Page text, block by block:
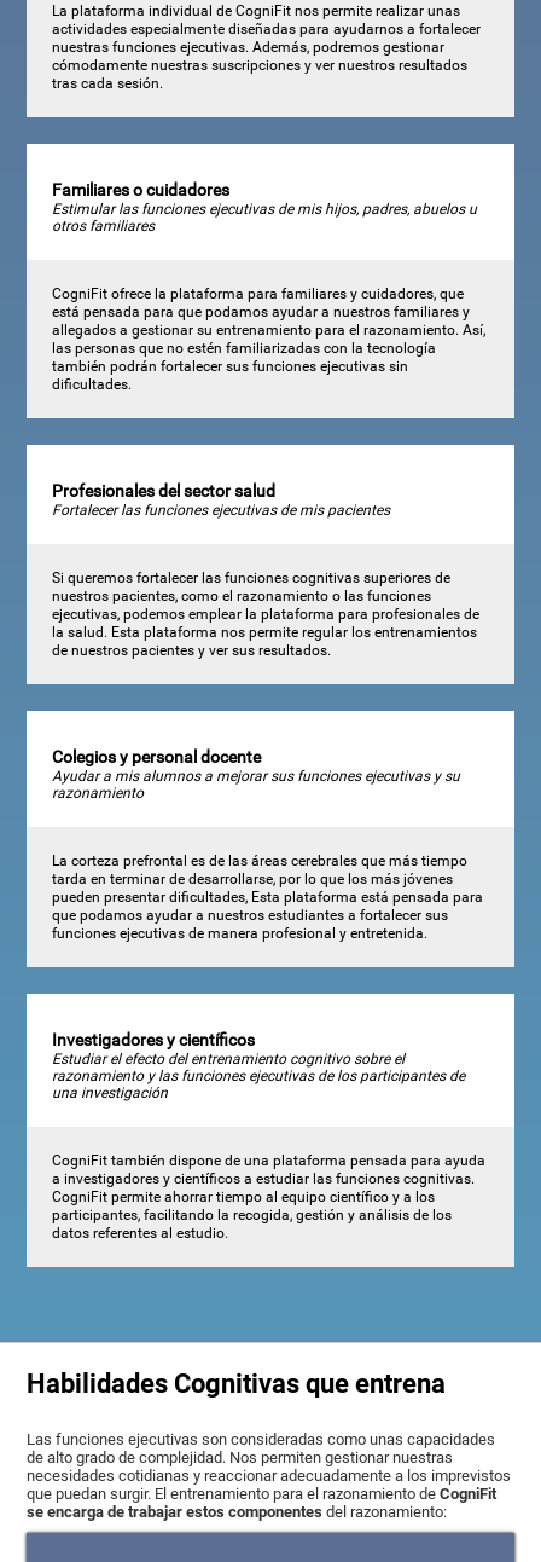
La plataforma individual de CogniFit nos permite realizar unas
actividades especialmente diseñadas para ayudarnos a fortalecer
nuestras funciones ejecutivas. Además, podremos gestionar
cómodamente nuestras suscripciones y ver nuestros resultados
tras cada sesión.
Familiares o cuidadores
Estimular las funciones ejecutivas de mis hijos, padres, abuelos u
otros familiares
CogniFit ofrece la plataforma para familiares y cuidadores, que
está pensada para que podamos ayudar a nuestros familiares y
allegados a gestionar su entrenamiento para el razonamiento. Así,
las personas que no estén familiarizadas con la tecnología
también podrán fortalecer sus funciones ejecutivas sin
dificultades.
Profesionales del sector salud
Fortalecer las funciones ejecutivas de mis pacientes
Si queremos fortalecer las funciones cognitivas superiores de
nuestros pacientes, como el razonamiento o las funciones
ejecutivas, podemos emplear la plataforma para profesionales de
la salud. Esta plataforma nos permite regular los entrenamientos
de nuestros pacientes y ver sus resultados.
Colegios y personal docente
Ayudar a mis alumnos a mejorar sus funciones ejecutivas y su
razonamiento
La corteza prefrontal es de las áreas cerebrales que más tiempo
tarda en terminar de desarrollarse, por lo que los más jóvenes
pueden presentar dificultades, Esta plataforma está pensada para
que podamos ayudar a nuestros estudiantes a fortalecer sus
funciones ejecutivas de manera profesional y entretenida.
Investigadores y científicos
Estudiar el efecto del entrenamiento cognitivo sobre el
razonamiento y las funciones ejecutivas de los participantes de
una investigación
CogniFit también dispone de una plataforma pensada para ayuda
a investigadores y científicos a estudiar las funciones cognitivas.
CogniFit permite ahorrar tiempo al equipo científico y a los
participantes, facilitando la recogida, gestión y análisis de los
datos referentes al estudio.
Habilidades Cognitivas que entrena
Las funciones ejecutivas son consideradas como unas capacidades
de alto grado de complejidad. Nos permiten gestionar nuestras
necesidades cotidianas y reaccionar adecuadamente a los imprevistos
que puedan surgir. El entrenamiento para el razonamiento deCogniFit
se encarga de trabajar estos componentesdel razonamiento: